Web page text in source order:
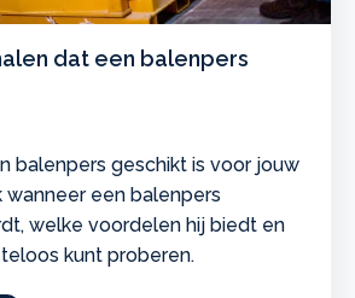
dat een balenpers
balenpers geschikt is voor jouw
een balenpers
welke voordelen hij biedt en
kunt proberen.